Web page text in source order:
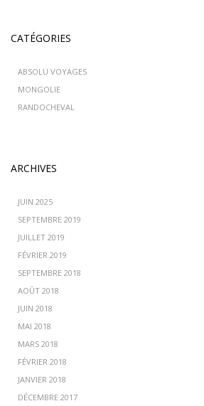
CATÉGORIES
ABSOLU VOYAGES
MONGOLIE
RANDOCHEVAL
ARCHIVES
JUIN 2025
SEPTEMBRE 2019
JUILLET 2019
FÉVRIER 2019
SEPTEMBRE 2018
AOÛT 2018
JUIN 2018
MAI 2018
MARS 2018
FÉVRIER 2018
JANVIER 2018
DÉCEMBRE 2017